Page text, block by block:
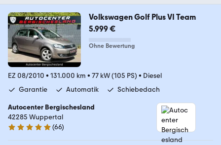
Volkswagen Golf Plus VI Team
5.999 €
Ohne Bewertung
EZ 08/2010 • 131.000 km • 77 kW (105 PS) • Diesel
Garantie
Automatik Schiebedach
Autocenter Bergischesland
42285 Wuppertal
4.8 Sterne
(66)